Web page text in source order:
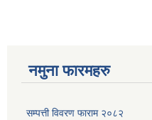
नमुना फारमहरु
सम्पत्ती विवरण फाराम २०८२